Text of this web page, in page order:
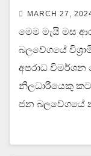
MARCH 27,
මෙම මැයි මස
බලවේගයේ
අපරාධ විමර්ශන
නිලධාරියෙකු
ජන බලවේගයේ